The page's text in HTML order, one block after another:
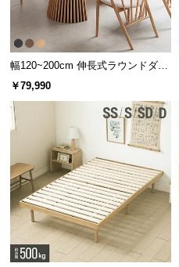
幅120~200cm 伸長式ラウンドダイ
ニングテーブル 6人掛け 天然木突
板 美しい格子デザイン
￥79,990